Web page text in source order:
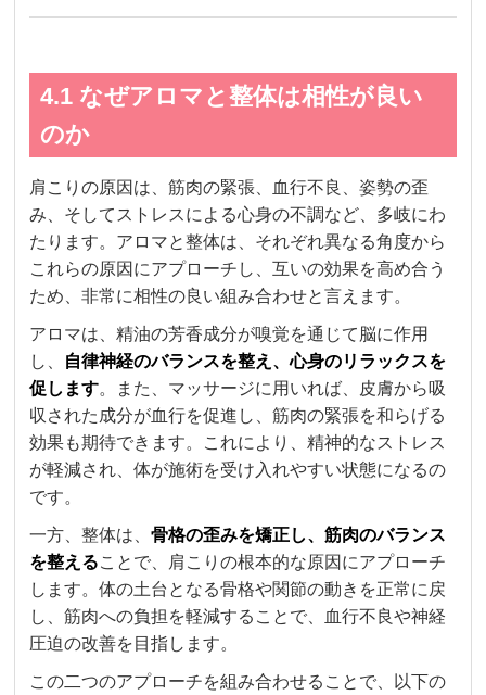
4.1 なぜアロマと整体は相性が良い
のか
肩こりの原因は、筋肉の緊張、血行不良、姿勢の歪
み、そしてストレスによる心身の不調など、多岐にわ
たります。アロマと整体は、それぞれ異なる角度から
これらの原因にアプローチし、互いの効果を高め合う
ため、非常に相性の良い組み合わせと言えます。
アロマは、精油の芳香成分が嗅覚を通じて脳に作用
し、
自律神経のバランスを整え、心身のリラックスを
促します。また、マッサージに用いれば、皮膚から吸
収された成分が血行を促進し、筋肉の緊張を和らげる
効果も期待できます。これにより、精神的なストレス
が軽減され、体が施術を受け入れやすい状態になるの
です。
一方、整体は、骨格の歪みを矯正し、筋肉のバランス
を整えることで、肩こりの根本的な原因にアプローチ
します。体の土台となる骨格や関節の動きを正常に戻
し、筋肉への負担を軽減することで、血行不良や神経
圧迫の改善を目指します。
この二つのアプローチを組み合わせることで、以下の